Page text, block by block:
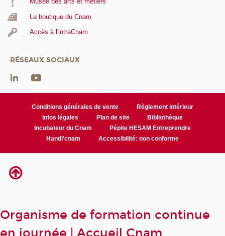
La boutique du Cnam
Accès à l'intraCnam
RÉSEAUX SOCIAUX
Conditions générales de vente
Règlement intérieur
Infos légales
Plan de site
Bibliothèque
Incubateur du Cnam
Pépite HESAM Entreprendre
Handi'cnam
Accessibilité: non conforme
Organisme de formation continue
en journée | Accueil Cnam